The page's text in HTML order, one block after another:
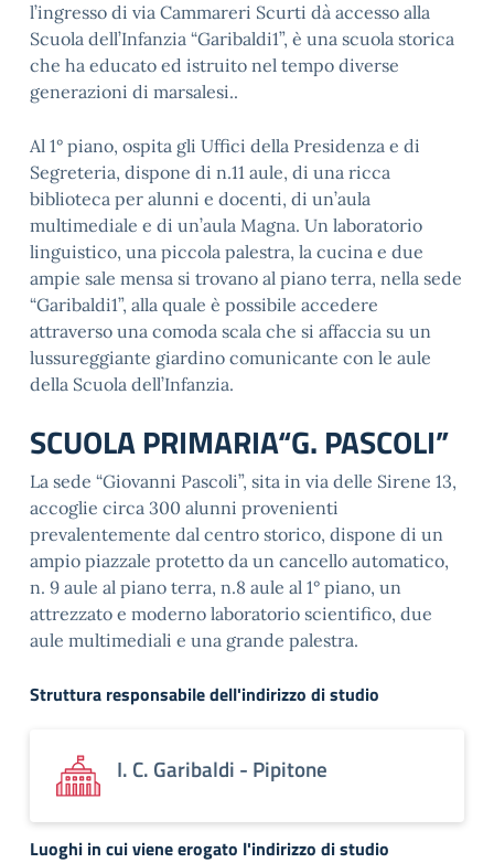
l’ingresso di via Cammareri Scurti dà accesso alla
Scuola dell’Infanzia “Garibaldi1”, è una scuola storica
che ha educato ed istruito nel tempo diverse
generazioni di marsalesi..
Al 1° piano, ospita gli Uffici della Presidenza e di
Segreteria, dispone di n.11 aule, di una ricca
biblioteca per alunni e docenti, di un’aula
multimediale e di un’aula Magna. Un laboratorio
linguistico, una piccola palestra, la cucina e due
ampie sale mensa si trovano al piano terra, nella sede
“Garibaldi1”, alla quale è possibile accedere
attraverso una comoda scala che si affaccia su un
lussureggiante giardino comunicante con le aule
della Scuola dell’Infanzia.
SCUOLA PRIMARIA“G. PASCOLI”
La sede “Giovanni Pascoli”, sita in via delle Sirene 13,
accoglie circa 300 alunni provenienti
prevalentemente dal centro storico, dispone di un
ampio piazzale protetto da un cancello automatico,
n. 9 aule al piano terra, n.8 aule al 1° piano, un
attrezzato e moderno laboratorio scientifico, due
aule multimediali e una grande palestra.
Struttura responsabile dell'indirizzo di studio
I. C. Garibaldi - Pipitone
Luoghi in cui viene erogato l'indirizzo di studio